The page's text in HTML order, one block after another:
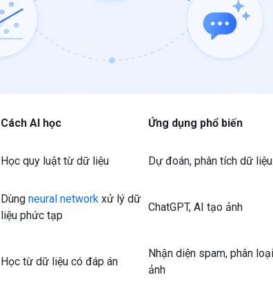
Cách AI học Ứng dụng phổ biến
Học quy luật từ dữ liệu Dự đoán, phân tích dữ liệu
Dùng neural network xử lý dữ
liệu phức tạp
ChatGPT, AI tạo ảnh
Học từ dữ liệu có đáp án
Nhận diện spam, phân loại
ảnh